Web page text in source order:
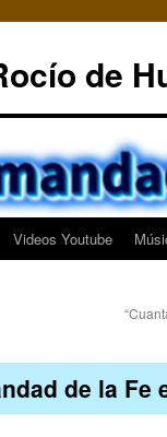
de
Videos Youtube
de la Fe